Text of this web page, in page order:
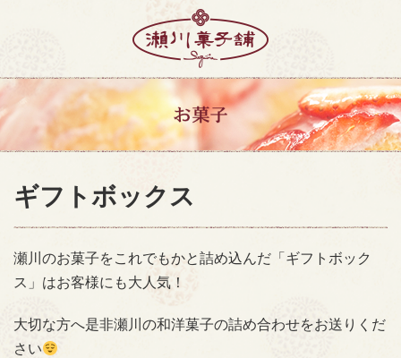
ギフトボックス
瀬川のお菓子をこれでもかと詰め込んだ「ギフトボック
ス」はお客様にも大人気！
大切な方へ是非瀬川の和洋菓子の詰め合わせをお送りくだ
さい